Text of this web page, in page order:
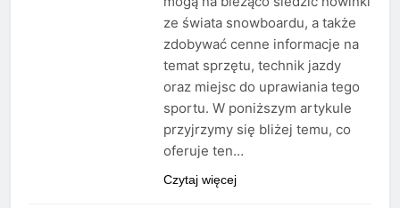
ze świata snowboardu, a także
zdobywać cenne informacje na
temat sprzętu, technik jazdy
oraz miejsc do uprawiania tego
sportu. W poniższym artykule
przyjrzymy się bliżej temu, co
oferuje ten…
Czytaj więcej